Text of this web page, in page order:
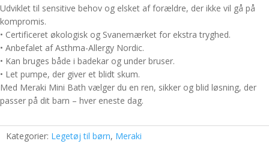
Udviklet til sensitive behov og elsket af forældre, der ikke vil gå på
kompromis.
• Certificeret økologisk og Svanemærket for ekstra tryghed.
• Anbefalet af Asthma-Allergy Nordic.
• Kan bruges både i badekar og under bruser.
• Let pumpe, der giver et blidt skum.
Med Meraki Mini Bath vælger du en ren, sikker og blid løsning, der
passer på dit barn – hver eneste dag.
Kategorier: Legetøj til børn, Meraki